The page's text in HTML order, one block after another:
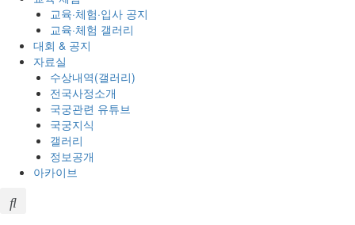
교육·체험·입사 공지
교육·체험 갤러리
대회 & 공지
자료실
수상내역(갤러리)
전국사정소개
국궁관련 유튜브
국궁지식
갤러리
정보공개
아카이브